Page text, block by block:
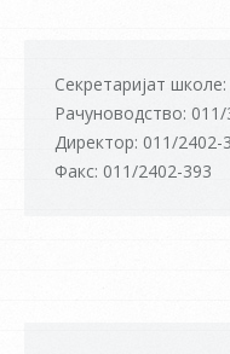
Секретаријат
Рачуноводство:
Директор: 011/2402-
Факс: 011/2402-393